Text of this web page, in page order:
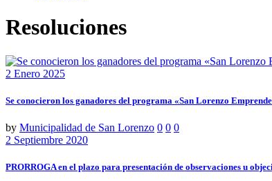
Resoluciones
2 Enero 2025
Se conocieron los ganadores del programa «San Lorenzo
by Municipalidad de San Lorenzo 0 0 0
2 Septiembre 2020
PRORROGA en el plazo para presentación de observaciones u